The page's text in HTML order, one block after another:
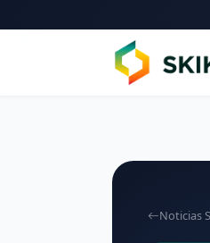
Noticias